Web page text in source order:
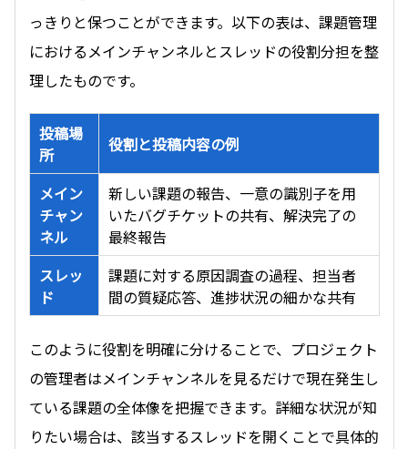
っきりと保つことができます。以下の表は、課題管理
におけるメインチャンネルとスレッドの役割分担を整
理したものです。
投稿場
所
役割と投稿内容の例
メイン
チャン
ネル
新しい課題の報告、一意の識別子を用
いたバグチケットの共有、解決完了の
最終報告
スレッ
ド
課題に対する原因調査の過程、担当者
間の質疑応答、進捗状況の細かな共有
このように役割を明確に分けることで、プロジェクト
の管理者はメインチャンネルを見るだけで現在発生し
ている課題の全体像を把握できます。詳細な状況が知
りたい場合は、該当するスレッドを開くことで具体的